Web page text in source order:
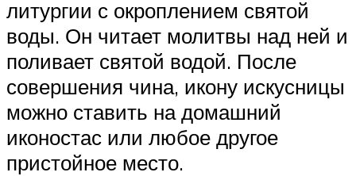
литургии с окроплением святой
воды. Он читает молитвы над ней и
поливает святой водой. После
совершения чина, икону искусницы
можно ставить на домашний
иконостас или любое другое
пристойное место.